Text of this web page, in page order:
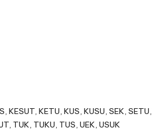
KETU, KUS, KUSU, SEK, SETU,
TUK, TUKU, TUS, UEK, USUK